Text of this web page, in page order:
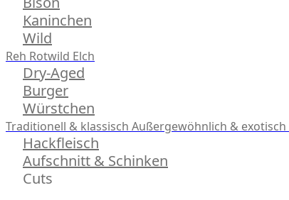
Kaninchen
Wild
Reh Rotwild Elch
Dry-Aged
Burger
Würstchen
Traditionell & klassisch Außergewöhnlich & exotisch
Hackfleisch
Aufschnitt & Schinken
Cuts